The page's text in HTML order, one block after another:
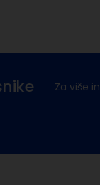
Za više